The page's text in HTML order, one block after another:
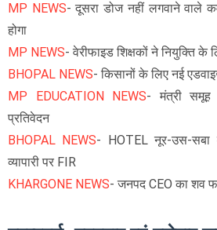
MP NEWS- दूसरा डोज नहीं लगवाने वाले
होगा
MP NEWS- वेरीफाइड शिक्षकों ने नियुक्ति के
BHOPAL NEWS- किसानों के लिए नई
MP EDUCATION NEWS- मंत्री समूह
प्रतिवेदन
BHOPAL NEWS- HOTEL नूर-उस-सबा
व्यापारी पर FIR
KHARGONE NEWS- जनपद CEO का शव